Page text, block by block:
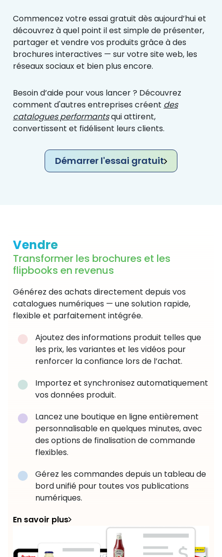
Commencez votre essai gratuit dès aujourd’hui et
découvrez à quel point il est simple de présenter,
partager et vendre vos produits grâce à des
brochures interactives — sur votre site web, les
réseaux sociaux et bien plus encore.
Besoin d’aide pour vous lancer ? Découvrez
comment d'autres entreprises créent des
catalogues performantsqui attirent,
convertissent et fidélisent leurs clients.
Démarrer l'essai gratuit
Vendre
Transformer les brochures et les
flipbooks en revenus
Générez des achats directement depuis vos
catalogues numériques — une solution rapide,
flexible et parfaitement intégrée.
Ajoutez des informations produit telles que
les prix, les variantes et les vidéos pour
renforcer la confiance lors de l’achat.
Importez et synchronisez automatiquement
vos données produit.
Lancez une boutique en ligne entièrement
personnalisable en quelques minutes, avec
des options de finalisation de commande
flexibles.
Gérez les commandes depuis un tableau de
bord unifié pour toutes vos publications
numériques.
En savoir plus